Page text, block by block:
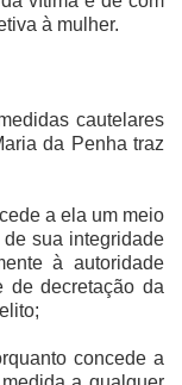
à mulher.
cautelares
da Penha traz
a ela um meio
sua integridade
à autoridade
de decretação da
concede a